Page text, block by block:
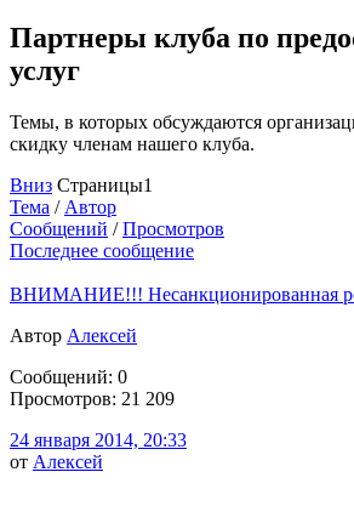
Партнеры клуба по
услуг
Темы, в которых обсуждаются
скидку членам нашего клуба.
Вниз Страницы1
Тема / Автор
Сообщений /Просмотров
Последнее сообщение
ВНИМАНИЕ!!! Несанкционированная
Автор Алексей
Сообщений: 0
Просмотров: 21 209
24 января 2014, 20:33
от Алексей